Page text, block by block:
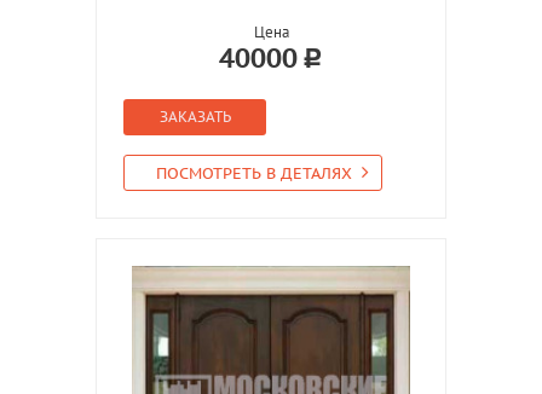
Цена
40000
ЗАКАЗАТЬ
ПОСМОТРЕТЬ В ДЕТАЛЯХ